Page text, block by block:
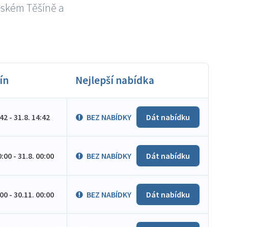
Těšíně a
Nejlepší nabídka
- 31.8. 14:42 BEZ NABÍDKY Dát nabídku
- 31.8. 00:00 BEZ NABÍDKY Dát nabídku
- 30.11. 00:00 BEZ NABÍDKY Dát nabídku